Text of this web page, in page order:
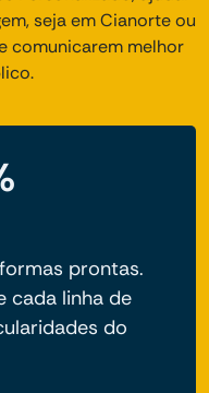
seja em Cianorte ou
comunicarem melhor
prontas.
cada linha de
do